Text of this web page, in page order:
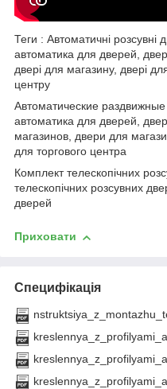
Теги : Автоматичні розсувні
автоматика для дверей,
двері для магазину, двері
центру
Автоматические
автоматика для дверей,
магазинов, двери для
для торгового центра
Комплект телескопічних
телескопічних розсувних
дверей
Приховати
Специфікація